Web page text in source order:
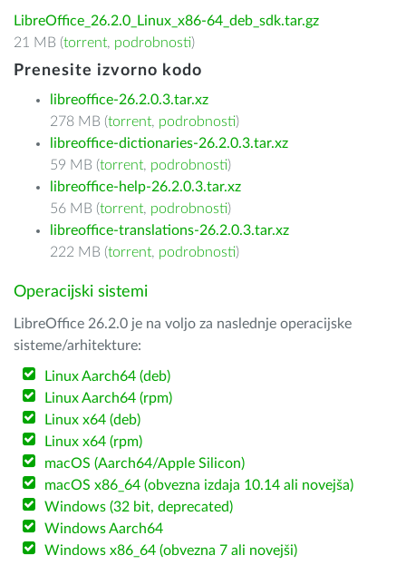
LibreOffice_26.2.0_Linux_x86-64_deb_sdk.tar.gz
21 MB (torrent, podrobnosti)
Prenesite izvorno kodo
libreoffice-26.2.0.3.tar.xz
278 MB (torrent, podrobnosti)
libreoffice-dictionaries-26.2.0.3.tar.xz
59 MB (torrent, podrobnosti)
libreoffice-help-26.2.0.3.tar.xz
56 MB (torrent, podrobnosti)
libreoffice-translations-26.2.0.3.tar.xz
222 MB (torrent, podrobnosti)
Operacijski sistemi
LibreOffice 26.2.0 je na voljo za naslednje operacijske
sisteme/arhitekture:
Linux Aarch64 (deb)
Linux Aarch64 (rpm)
Linux x64 (deb)
Linux x64 (rpm)
macOS (Aarch64/Apple Silicon)
macOS x86_64 (obvezna izdaja 10.14 ali novejša)
Windows (32 bit, deprecated)
Windows Aarch64
Windows x86_64 (obvezna 7 ali novejši)